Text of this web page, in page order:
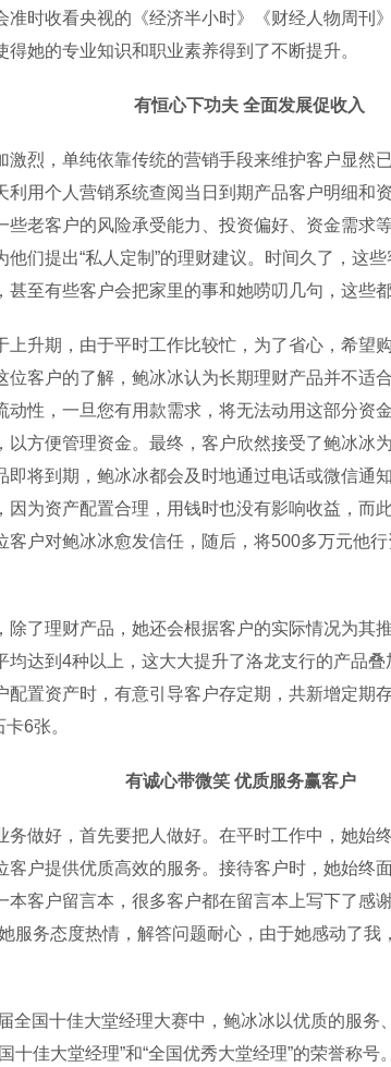
准时收看央视的《经济半小时》《财经人物周刊
得她的专业知识和职业素养得到了不断提升。
有恒心下功夫 全面发展促收入
，单纯依靠传统的营销手段来维护客户显然
利用个人营销系统查阅当日到期产品客户明细和
些老客户的风险承受能力、投资偏好、资金需求
们提出“私人定制”的理财建议。时间久了，这
至有些客户会把家里的事和她唠叨几句，这些
期，由于平时工作比较忙，为了省心，希望
位客户的了解，鲍冰冰认为长期理财产品并不适
动性，一旦您有用款需求，将无法动用这部分资
方便管理资金。最终，客户欣然接受了鲍冰冰
即将到期，鲍冰冰都会及时地通过电话或微信通
因为资产配置合理，用钱时也没有影响收益，而
客户对鲍冰冰愈发信任，随后，将500多万元他
理财产品，她还会根据客户的实际情况为其
均达到4种以上，这大大提升了洛龙支行的产品
配置资产时，有意引导客户存定期，共新增定期
卡6张。
有诚心带微笑 优质服务赢客户
好，首先要把人做好。在平时工作中，她始终
客户提供优质高效的服务。接待客户时，她始终
本客户留言本，很多客户都在留言本上写下了感
服务态度热情，解答问题耐心，由于她感动了
国十佳大堂经理大赛中，鲍冰冰以优质的服务
十佳大堂经理”和“全国优秀大堂经理”的荣誉称